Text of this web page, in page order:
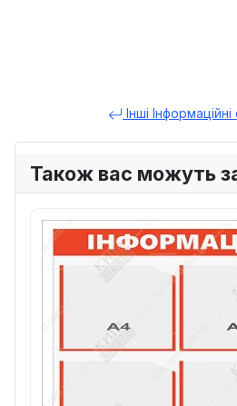
Інші
Також вас можуть